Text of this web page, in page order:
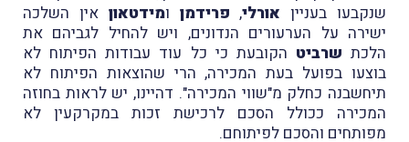
שנקבעו בעניין אורלי, פרידמן ומידטאון אין השלכה
ישירה על הערעורים הנדונים, ויש להחיל לגביהם את
הלכת שרביט הקובעת כי כל עוד עבודות הפיתוח לא
בוצעו בפועל בעת המכירה, הרי שהוצאות הפיתוח לא
תיחשבנה כחלק מ"שווי המכירה". דהיינו, יש לראות בחוזה
המכירה ככולל הסכם לרכישת זכות במקרקעין לא
מפותחים והסכם לפיתוחם.